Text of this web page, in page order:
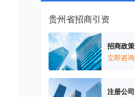
贵州省招商引资
招商政策
立即咨询
注册公司